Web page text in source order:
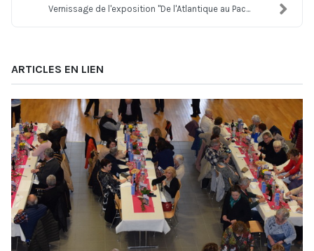
Vernissage de l'exposition "De l'Atlantique au Pac...
ARTICLES EN LIEN